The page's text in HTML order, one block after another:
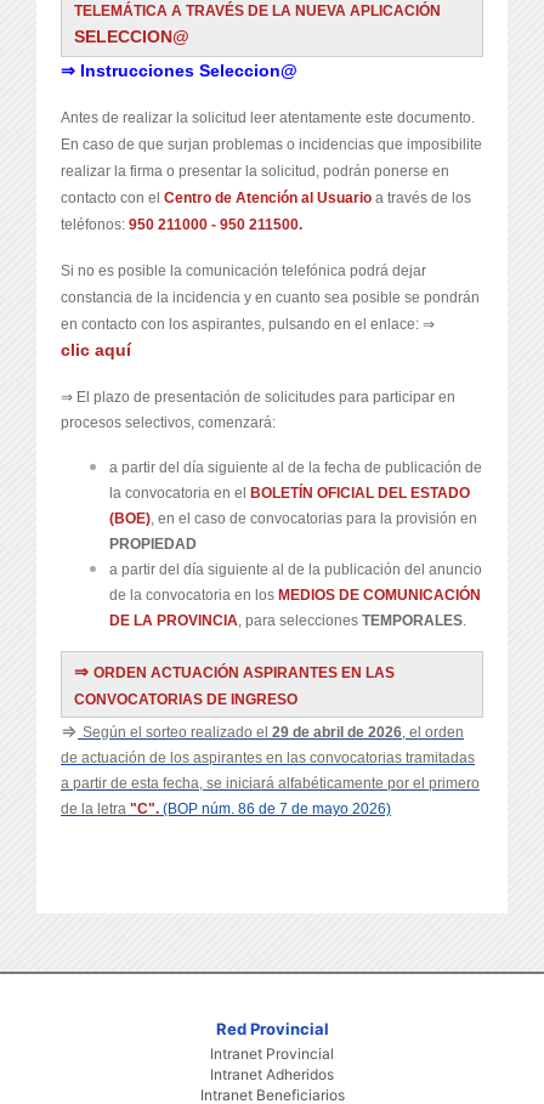
TELEMÁTICA A TRAVÉS DE LA NUEVA APLICACIÓN
SELECCION@
⇒ Instrucciones Seleccion@
Antes de realizar la solicitud leer atentamente este documento.
En caso de que surjan problemas o incidencias que imposibilite
realizar la firma o presentar la solicitud, podrán ponerse en
contacto con el Centro de Atención al Usuario a través de los
teléfonos: 950 211000 - 950 211500.
Si no es posible la comunicación telefónica podrá dejar
constancia de la incidencia y en cuanto sea posible se pondrán
en contacto con los aspirantes, pulsando en el enlace: ⇒
clic aquí
⇒ El plazo de presentación de solicitudes para participar en
procesos selectivos, comenzará:
a partir del día siguiente al de la fecha de publicación de
la convocatoria en el BOLETÍN OFICIAL DEL ESTADO
(BOE) , en el caso de convocatorias para la provisión en
PROPIEDAD
a partir del día siguiente al de la publicación del anuncio
de la convocatoria en los MEDIOS DE COMUNICACIÓN
DE LA PROVINCIA , para selecciones TEMPORALES
⇒ ORDEN ACTUACIÓN ASPIRANTES EN LAS
CONVOCATORIAS DE INGRESO
⇒ Según el sorteo realizado el 29 de abril de 2026 , el orden
de actuación de los aspirantes en las convocatorias tramitadas
a partir de esta fecha, se iniciará alfabéticamente por el primero
de la letra "C". (BOP núm. 86 de 7 de mayo 2026)
Red Provincial
Intranet Provincial
Intranet Adheridos
Intranet Beneficiarios